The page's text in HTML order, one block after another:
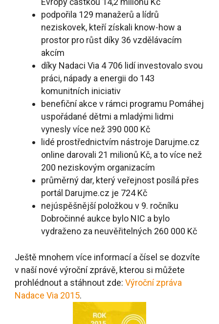
podpořila 129 manažerů a lídrů
neziskovek, kteří získali know-how a
prostor pro růst díky 36 vzdělávacím
akcím
díky Nadaci Via 4 706 lidí investovalo svou
práci, nápady a energii do 143
komunitních iniciativ
benefiční akce v rámci programu Pomáhej
uspořádané dětmi a mladými lidmi
vynesly více než 390 000 Kč
lidé prostřednictvím nástroje Darujme.cz
online darovali 21 milionů Kč, a to více než
200 neziskovým organizacím
průměrný dar, který veřejnost posílá přes
portál Darujme.cz je 724 Kč
nejúspěšnější položkou v 9. ročníku
Dobročinné aukce bylo NIC a bylo
vydraženo za neuvěřitelných 260 000 Kč
Ještě mnohem více informací a čísel se dozvíte
v naší nové výroční zprávě, kterou si můžete
prohlédnout a stáhnout zde: Výroční zpráva
Nadace Via 2015.